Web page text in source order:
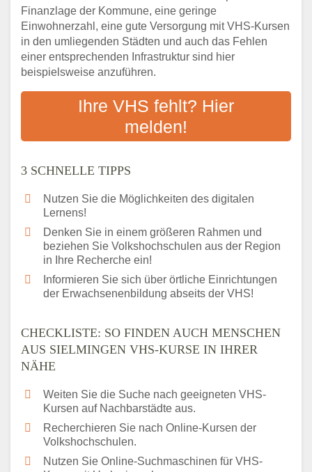
Sielmingen
VHS steht für Erwachsenenbildung
Online-Kurse: Alternative Angebote zum
VHS-Kurs
Vor- und Nachteile von Online-Kursen
Bildungsangeboten an
Das bundesweite Volkshochschulwesen
Finanzlage der Kommune, eine geringe
Einwohnerzahl, eine gute Versorgung mit VHS-Kursen
in den umliegenden Städten und auch das Fehlen
einer entsprechenden Infrastruktur sind hier
beispielsweise anzuführen.
Ihre VHS fehlt? Hier
melden!
3 SCHNELLE TIPPS
Nutzen Sie die Möglichkeiten des digitalen
Lernens!
Denken Sie in einem größeren Rahmen und
beziehen Sie Volkshochschulen aus der Region
in Ihre Recherche ein!
Informieren Sie sich über örtliche Einrichtungen
der Erwachsenenbildung abseits der VHS!
CHECKLISTE: SO FINDEN AUCH MENSCHEN
AUS SIELMINGEN VHS-KURSE IN IHRER
NÄHE
Weiten Sie die Suche nach geeigneten VHS-
Kursen auf Nachbarstädte aus.
Recherchieren Sie nach Online-Kursen der
Volkshochschulen.
Nutzen Sie Online-Suchmaschinen für VHS-